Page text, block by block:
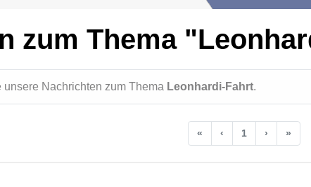
zum Thema
Nachrichten zum Thema Leonhardi-Fahrt.
« ‹ 1 › »